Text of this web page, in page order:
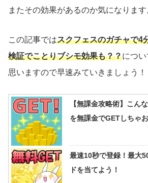
またその効果があるのか気になります
この記事ではスクフェスのガチャで4
検証でことりブシモ効果も？？につ
思いますので早速みていきましょう！
【無課金攻略術】こん
を無課金でGETしちゃ
最速10秒で登録！最大
ドを当てよう！